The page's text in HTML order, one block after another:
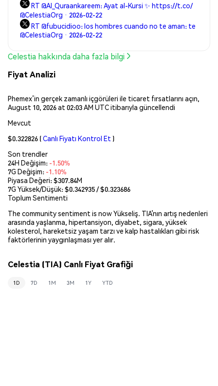
RT @Al_Quraankareem: Ayat al-Kursi ✨ https://t.co/
@CelestiaOrg · 2026-02-22
RT @fubucidioo: los hombres cuando no te aman: te
@CelestiaOrg · 2026-02-22
Celestia hakkında daha fazla bilgi
Fiyat Analizi
Phemex’in gerçek zamanlı içgörüleri ile ticaret fırsatlarını açın,
August 10, 2026 at 02:03 AM UTC itibarıyla güncellendi
Mevcut
$0.322826 (Canlı Fiyatı Kontrol Et )
Son trendler
24H Değişim: -1.50%
7G Değişim: -1.10%
Piyasa Değeri:$307.84M
7G Yüksek/Düşük: $0.342935/ $0.323686
Toplum Sentimenti
The community sentiment is now Yükseliş. TIA’nın artış nedenleri
arasında yaşlanma, hipertansiyon, diyabet, sigara, yüksek
kolesterol, hareketsiz yaşam tarzı ve kalp hastalıkları gibi risk
faktörlerinin yaygınlaşması yer alır.
Celestia (TIA) Canlı Fiyat Grafiği
1D 7D 1M 3M 1Y YTD